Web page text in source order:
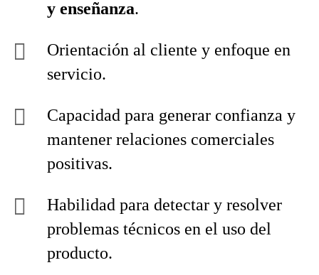
y enseñanza.
Orientación al cliente y enfoque en
servicio.
Capacidad para generar confianza y
mantener relaciones comerciales
positivas.
Habilidad para detectar y resolver
problemas técnicos en el uso del
producto.